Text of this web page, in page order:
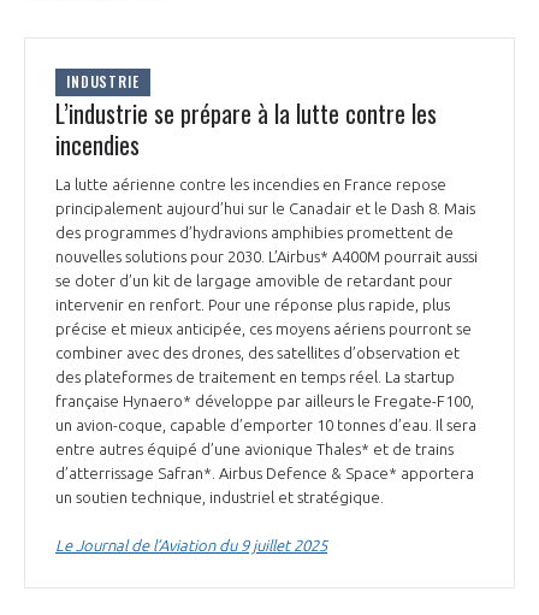
PRENDRE CONTACT AVEC LE MÉDIATEUR DE LA FILIÈRE
CHIFFRES CLÉS
LES ENJEUX
COMPÉTITIVITÉ
EMPLOI & FORMATION
ENVIRONNEMENT
INNOVATION
INTERNATIONALISATION
LES PUBLICATIONS
DOCUMENTS & BROCHURES
RAPPORTS D'ACTIVITÉS
INDUSTRIE
L’industrie se prépare à la lutte contre les
incendies
La lutte aérienne contre les incendies en France repose
principalement aujourd’hui sur le Canadair et le Dash 8. Mais
des programmes d’hydravions amphibies promettent de
nouvelles solutions pour 2030. L’Airbus* A400M pourrait aussi
se doter d’un kit de largage amovible de retardant pour
intervenir en renfort. Pour une réponse plus rapide, plus
précise et mieux anticipée, ces moyens aériens pourront se
combiner avec des drones, des satellites d’observation et
des plateformes de traitement en temps réel. La startup
française Hynaero* développe par ailleurs le Fregate-F100,
un avion-coque, capable d’emporter 10 tonnes d’eau. Il sera
entre autres équipé d’une avionique Thales* et de trains
d’atterrissage Safran*. Airbus Defence & Space* apportera
un soutien technique, industriel et stratégique.
Le Journal de l’Aviation du 9 juillet 2025